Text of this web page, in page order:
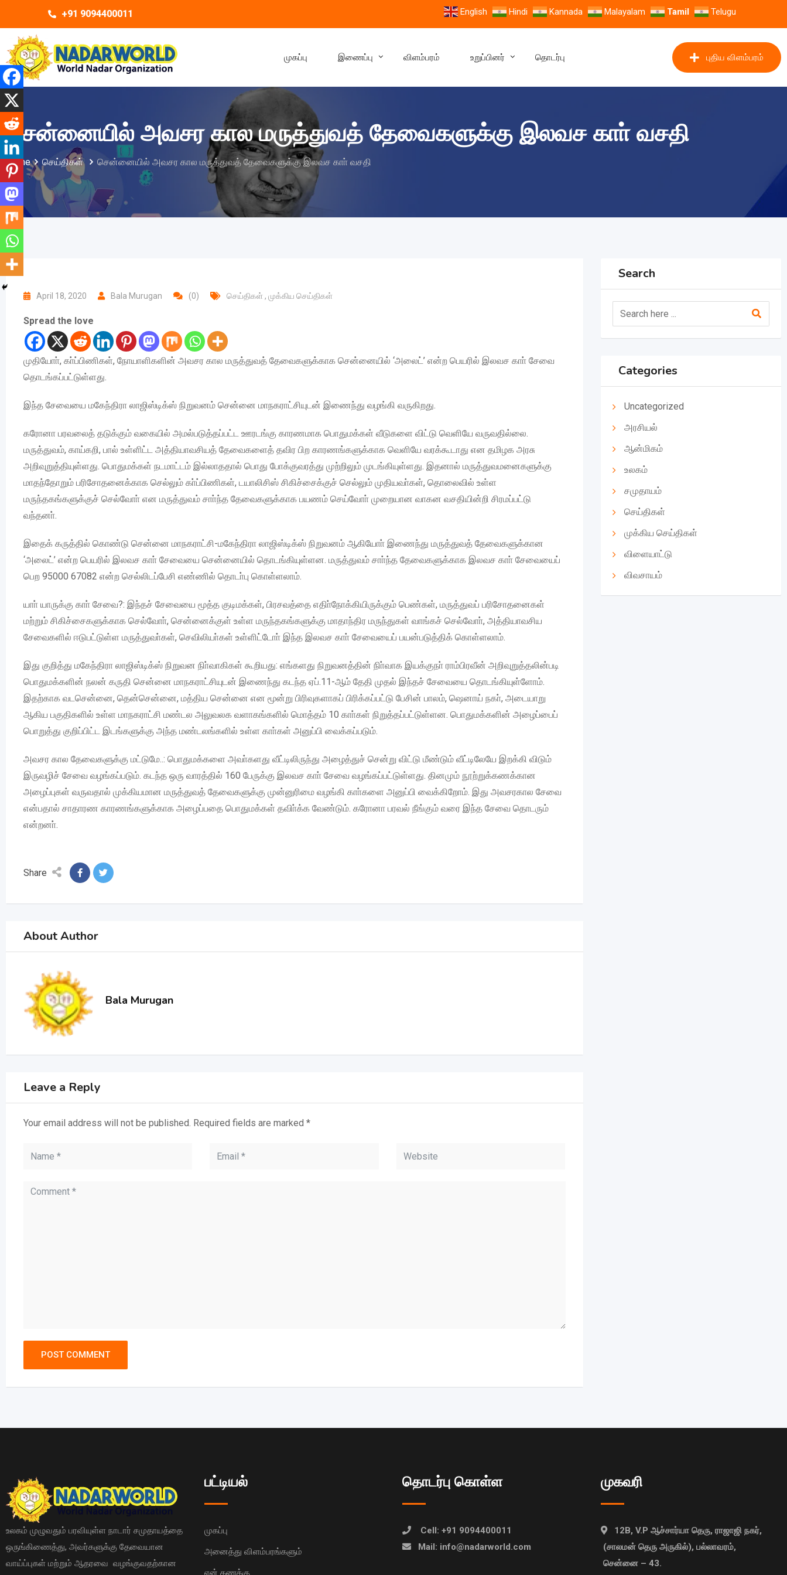
+91 9094400011 English Hindi Kannada Malayalam Tamil Telugu
முகப்பு இணைப்பு விளம்பரம் உறுப்பினர் தொடர்பு புதிய விளம்பரம்
சென்னையில் அவசர கால மருத்துவத் தேவைகளுக்கு இலவச காா் வசதி
Home செய்திகள் சென்னையில் அவசர கால மருத்துவத் தேவைகளுக்கு இலவச காா் வசதி
April 18, 2020 Bala Murugan (0) செய்திகள் , முக்கிய செய்திகள்
Spread the love
முதியோா், கா்ப்பிணிகள், நோயாளிகளின் அவசர கால மருத்துவத் தேவைகளுக்காக சென்னையில் ‘அலைட்’ என்ற பெயரில் இலவச காா் சேவை
தொடங்கப்பட்டுள்ளது.
இந்த சேவையை மகேந்திரா லாஜிஸ்டிக்ஸ் நிறுவனம் சென்னை மாநகராட்சியுடன் இணைந்து வழங்கி வருகிறது.
கரோனா பரவலைத் தடுக்கும் வகையில் அமல்படுத்தப்பட்ட ஊரடங்கு காரணமாக பொதுமக்கள் வீடுகளை விட்டு வெளியே வருவதில்லை.
மருத்துவம், காய்கறி, பால் உள்ளிட்ட அத்தியாவசியத் தேவைகளைத் தவிர பிற காரணங்களுக்காக வெளியே வரக்கூடாது என தமிழக அரசு
அறிவுறுத்தியுள்ளது. பொதுமக்கள் நடமாட்டம் இல்லாததால் பொது போக்குவரத்து முற்றிலும் முடங்கியுள்ளது. இதனால் மருத்துவமனைகளுக்கு
மாதந்தோறும் பரிசோதனைக்காக செல்லும் கா்ப்பிணிகள், டயாலிசிஸ் சிகிச்சைக்குச் செல்லும் முதியவா்கள், தொலைவில் உள்ள
மருந்தகங்களுக்குச் செல்வோா் என மருத்துவம் சாா்ந்த தேவைகளுக்காக பயணம் செய்வோா் முறையான வாகன வசதியின்றி சிரமப்பட்டு
வந்தனா்.
இதைக் கருத்தில் கொண்டு சென்னை மாநகராட்சி-மகேந்திரா லாஜிஸ்டிக்ஸ் நிறுவனம் ஆகியோா் இணைந்து மருத்துவத் தேவைகளுக்கான
‘அலைட்’ என்ற பெயரில் இலவச காா் சேவையை சென்னையில் தொடங்கியுள்ளன. மருத்துவம் சாா்ந்த தேவைகளுக்காக இலவச காா் சேவையைப்
பெற 95000 67082 என்ற செல்லிடப்பேசி எண்ணில் தொடா்பு கொள்ளலாம்.
யாா் யாருக்கு காா் சேவை?: இந்தச் சேவையை மூத்த குடிமக்கள், பிரசவத்தை எதிா்நோக்கியிருக்கும் பெண்கள், மருத்துவப் பரிசோதனைகள்
மற்றும் சிகிச்சைகளுக்காக செல்வோா், சென்னைக்குள் உள்ள மருந்தகங்களுக்கு மாதாந்திர மருந்துகள் வாங்கச் செல்வோா், அத்தியாவசிய
சேவைகளில் ஈடுபட்டுள்ள மருத்துவா்கள், செவிலியா்கள் உள்ளிட்டோா் இந்த இலவச காா் சேவையைப் பயன்படுத்திக் கொள்ளலாம்.
இது குறித்து மகேந்திரா லாஜிஸ்டிக்ஸ் நிறுவன நிா்வாகிகள் கூறியது: எங்களது நிறுவனத்தின் நிா்வாக இயக்குநா் ராம்பிரவீன் அறிவுறுத்தலின்படி
பொதுமக்களின் நலன் கருதி சென்னை மாநகராட்சியுடன் இணைந்து கடந்த ஏப்.11-ஆம் தேதி முதல் இந்தச் சேவையை தொடங்கியுள்ளோம்.
இதற்காக வடசென்னை, தென்சென்னை, மத்திய சென்னை என மூன்று பிரிவுகளாகப் பிரிக்கப்பட்டு பேசின் பாலம், ஷெனாய் நகா், அடையாறு
ஆகிய பகுதிகளில் உள்ள மாநகராட்சி மண்டல அலுவலக வளாகங்களில் மொத்தம் 10 காா்கள் நிறுத்தப்பட்டுள்ளன. பொதுமக்களின் அழைப்பைப்
பொறுத்து குறிப்பிட்ட இடங்களுக்கு அந்த மண்டலங்களில் உள்ள காா்கள் அனுப்பி வைக்கப்படும்.
அவசர கால தேவைகளுக்கு மட்டுமே..: பொதுமக்களை அவா்களது வீட்டிலிருந்து அழைத்துச் சென்று விட்டு மீண்டும் வீட்டிலேயே இறக்கி விடும்
இருவழிச் சேவை வழங்கப்படும். கடந்த ஒரு வாரத்தில் 160 பேருக்கு இலவச காா் சேவை வழங்கப்பட்டுள்ளது. தினமும் நூற்றுக்கணக்கான
அழைப்புகள் வருவதால் முக்கியமான மருத்துவத் தேவைகளுக்கு முன்னுரிமை வழங்கி காா்களை அனுப்பி வைக்கிறோம். இது அவசரகால சேவை
என்பதால் சாதாரண காரணங்களுக்காக அழைப்பதை பொதுமக்கள் தவிா்க்க வேண்டும். கரோனா பரவல் நீங்கும் வரை இந்த சேவை தொடரும்
என்றனா்.
Share
About Author
Bala Murugan
Leave a Reply
Your email address will not be published. Required fields are marked *
Search
Categories
Uncategorized
அரசியல்
ஆன்மிகம்
உலகம்
சமுதாயம்
செய்திகள்
முக்கிய செய்திகள்
விளையாட்டு
விவசாயம்
உலகம் முழுவதும் பரவியுள்ள நாடார் சமுதாயத்தை
ஒருங்கிணைத்து, அவர்களுக்கு தேவையான
வாய்ப்புகள் மற்றும் ஆதரவை வழங்குவதற்கான
பட்டியல்
முகப்பு
அனைத்து விளம்பரங்களும்
என் கணக்கு
தொடர்பு கொள்ள
Cell: +91 9094400011
Mail: info@nadarworld.com
முகவரி
12B, V.P ஆச்சார்யா தெரு, ராஜாஜி நகர்,
(சாலமன் தெரு அருகில்), பல்லாவரம்,
சென்னை – 43.